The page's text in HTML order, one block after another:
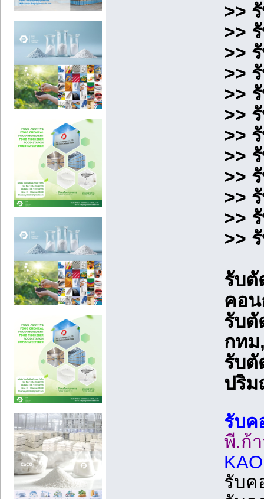
>>
>>
>>
>>
>>
>>
>>
>>
>>
>>
>>
>>
รับตั
คอ
รับ
กทม
รับตั
ปริ
รับค
พี.ก้
รับค